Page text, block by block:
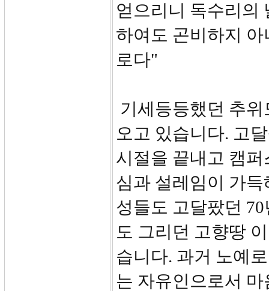
얻으리니 독수리의
하여도 곤비하지
로다"
기세등등했던 추
오고 있습니다. 고
시절을 끝내고 캠
심과 설레임이 가
성들도 고달팠던
도 그리던 고향땅
습니다. 과거 노예
는 자유인으로서